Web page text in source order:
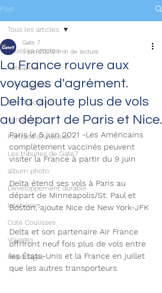
Post
Tous les articles
Actualités
Compagnies
Constructeurs
Aéroports
Portraits d'AvGeeks
Les tribunes de Gate7
album photo
Développement durable
Interviews
Coté Coulisses
Voyages
Reportages
Tous les articles
La France rouvre aux
voyages d'agrément.
Delta ajoute plus de vols
au départ de Paris et Nice.
Gate 7
5 juin 20212 min de lecture
Paris le 5 juin 2021 -Les Américains
complètement vaccinés peuvent
visiter la France à partir du 9 juin
Delta étend ses vols à Paris au
départ de Minneapolis/St. Paul et
Boston, ajoute Nice de New York-JFK
Delta et son partenaire Air France
offriront neuf fois plus de vols entre
les États-Unis et la France en juillet
que les autres transporteurs